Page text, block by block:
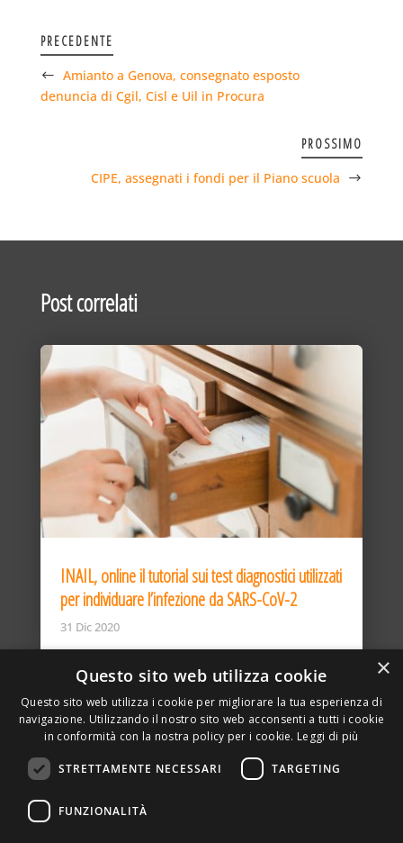
PRECEDENTE
Amianto a Genova, consegnato esposto
denuncia di Cgil, Cisl e Uil in Procura
PROSSIMO
CIPE, assegnati i fondi per il Piano scuola
Post correlati
INAIL, online il tutorial sui test diagnostici utilizzati
per individuare l’infezione da SARS-CoV-2
31 Dic 2020
DELLA TORRE, 15 – 20127 – MILANO – P. IVA
×
Questo sito web utilizza cookie
Questo sito web utilizza i cookie per migliorare la tua esperienza di
navigazione. Utilizzando il nostro sito web acconsenti a tutti i cookie
in conformità con la nostra policy per i cookie. Leggi di più
STRETTAMENTE NECESSARI TARGETING
FUNZIONALITÀ